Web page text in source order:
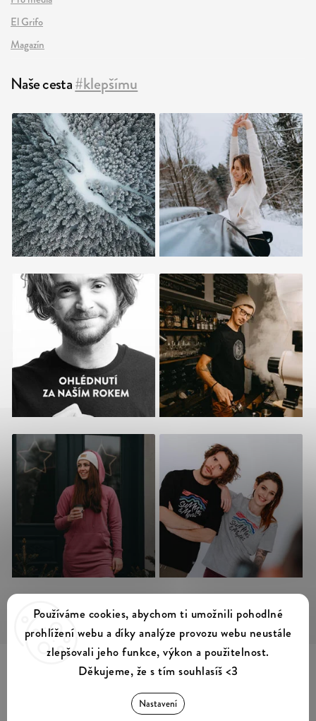
Používáme cookies, abychom ti umožnili pohodlné
prohlížení webu a díky analýze provozu webu neustále
zlepšovali jeho funkce, výkon a použitelnost.
Děkujeme, že s tím souhlasíš <3
Nastavení
El Grifo
Magazín
Naše cesta#klepšímu
Sledovat na Instagramu
Summer & Myles. Všechna práva vyhrazena.
Upravit nastavení cookies